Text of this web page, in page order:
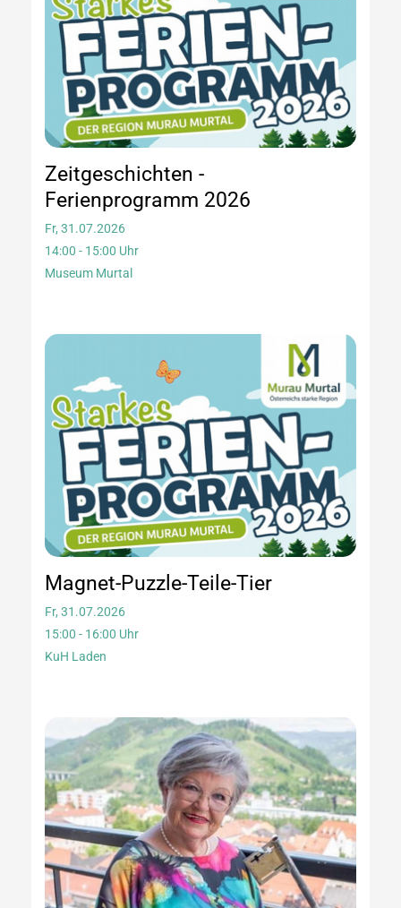
Zeitgeschichten -
Ferienprogramm 2026
Fr, 31.07.2026
14:00 - 15:00 Uhr
Museum Murtal
Magnet-Puzzle-Teile-Tier
Fr, 31.07.2026
15:00 - 16:00 Uhr
KuH Laden